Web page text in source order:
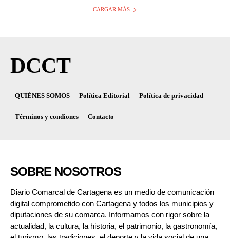
CARGAR MÁS
DCCT
QUIÉNES SOMOS Política Editorial Política de privacidad
Términos y condiones Contacto
SOBRE NOSOTROS
Diario Comarcal de Cartagena es un medio de comunicación
digital comprometido con Cartagena y todos los municipios y
diputaciones de su comarca. Informamos con rigor sobre la
actualidad, la cultura, la historia, el patrimonio, la gastronomía,